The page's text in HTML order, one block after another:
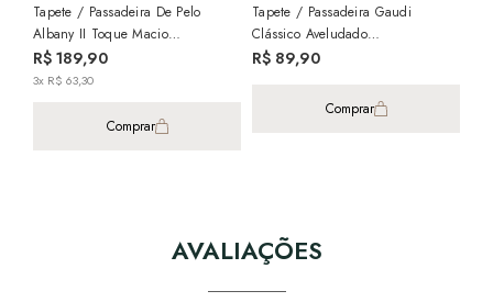
Tapete / Passadeira De Pelo
Albany II Toque Macio
Antiderrapante 60cm X 1,80m
R$ 189,90
3x R$ 63,30
Comprar
Tapete / Passadeira Gaudi
Clássico Aveludado
Antiderrapante 60cm X 1,80m
R$ 89,90
Comprar
AVALIAÇÕES